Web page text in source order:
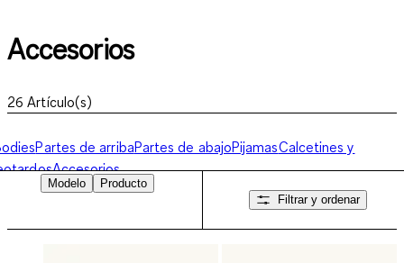
Accesorios
26 Artículo(s)
Partes de arribaPartes de abajoPijamasCalcetines y
Accesorios
Modelo
Producto
Filtrar y ordenar